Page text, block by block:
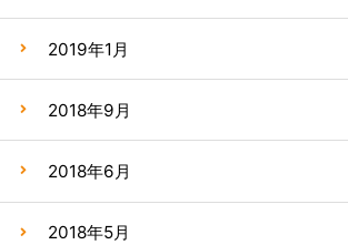
2019年1月
2018年9月
2018年6月
2018年5月